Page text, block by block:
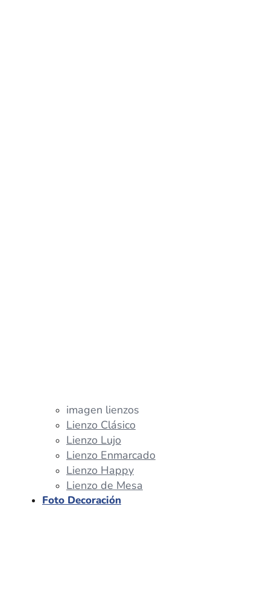
imagen lienzos
Lienzo Clásico
Lienzo Lujo
Lienzo Enmarcado
Lienzo Happy
Lienzo de Mesa
Foto Decoración